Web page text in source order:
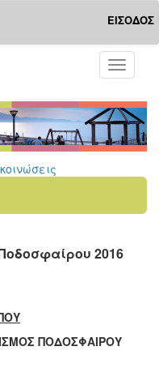
ΕΙΣΟΔΟΣ
Toggle
2016
ΠΟΔΟΣΦΑΙΡΟΥ